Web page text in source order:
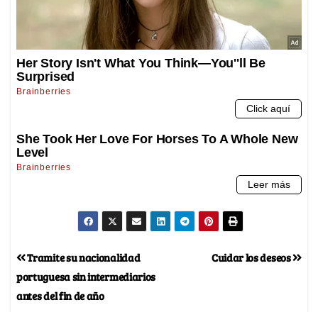
Cuidar los deseos
Tramite su nacionalidad
portuguesa sin intermediarios
antes del fin de año